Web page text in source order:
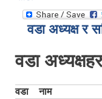
वडा अध्यक्ष र
वडा
वडा नाम